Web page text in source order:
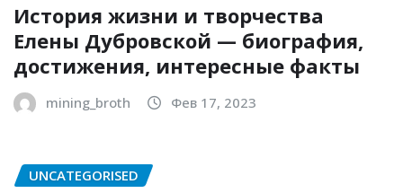
История жизни и творчества
Елены Дубровской — биография,
достижения, интересные факты
mining_broth Фев 17, 2023
UNCATEGORISED